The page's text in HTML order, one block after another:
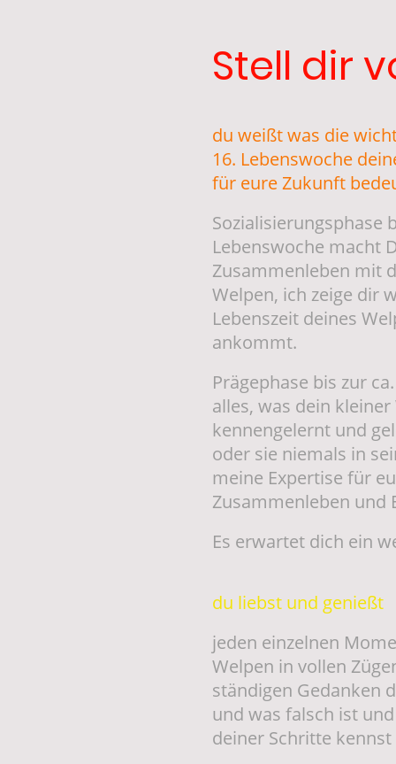
Stell dir
du weißt was die
16. Lebenswoche
für eure Zukunft
Sozialisierungsphase
Lebenswoche macht
Zusammenleben mit
Welpen, ich zeige dir
Lebenszeit deines
ankommt.
Prägephase bis zur
alles, was dein
kennengelernt und
oder sie niemals in
meine Expertise für
Zusammenleben und
Es erwartet dich ein
du liebst und genießt
jeden einzelnen
Welpen in vollen
ständigen Gedanken
und was falsch ist
deiner Schritte kennst